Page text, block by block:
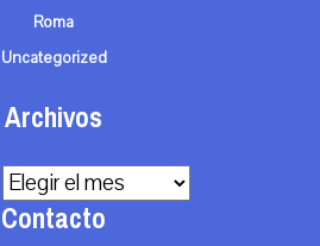
Roma
Uncategorized
Archivos
Contacto